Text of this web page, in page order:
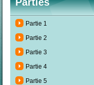
Partie 1
Partie 2
Partie 3
Partie 4
Partie 5